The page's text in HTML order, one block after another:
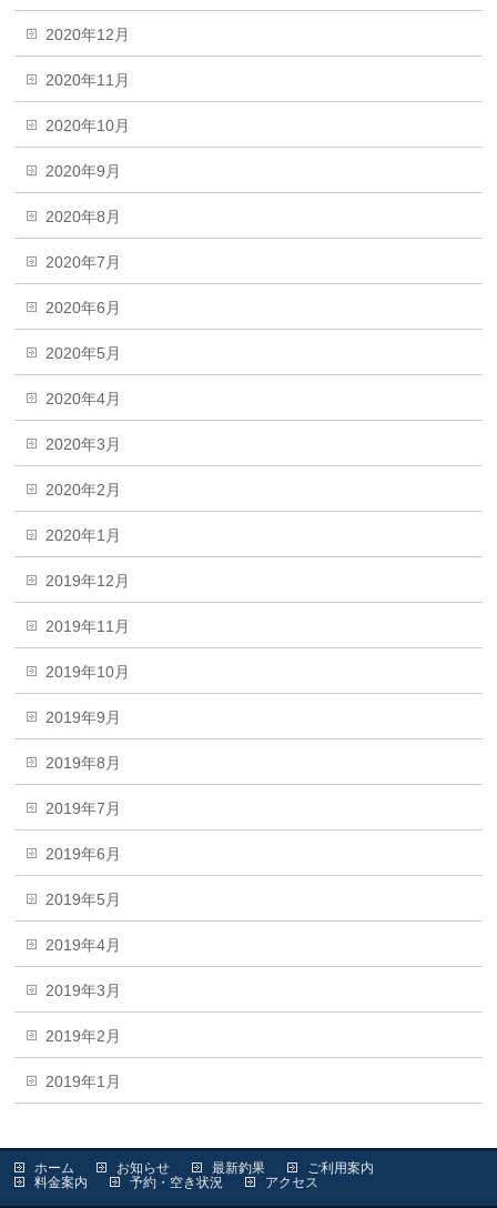
2020年12月
2020年11月
2020年10月
2020年9月
2020年8月
2020年7月
2020年6月
2020年5月
2020年4月
2020年3月
2020年2月
2020年1月
2019年12月
2019年11月
2019年10月
2019年9月
2019年8月
2019年7月
2019年6月
2019年5月
2019年4月
2019年3月
2019年2月
2019年1月
ホーム お知らせ 最新釣果
ご利用案内
料金案内
予約・空き状況 アクセス